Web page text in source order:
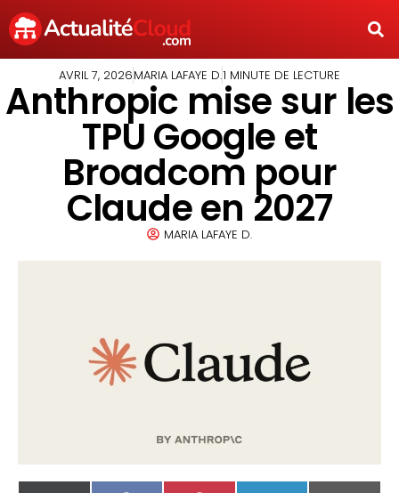
AVRIL 7, 2026MARIA LAFAYE D.1 MINUTE DE LECTURE
Anthropic mise sur les
TPU Google et
Broadcom pour
Claude en 2027
MARIA LAFAYE D.